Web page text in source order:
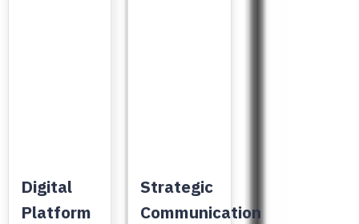
Digital
Platform
Strategic
Communication